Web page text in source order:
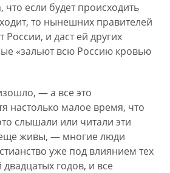
что если будет происходить
то нынешних правителей
России, и даст ей других
«зальют всю Россию кровью
— а все это
настолько малое время, что
слышали или читали эти
живы, — многие люди
уже под влиянием тех
годов, и все